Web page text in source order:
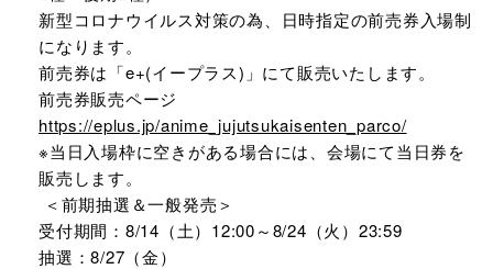
新型コロナウイルス対策の為、日時指定の前売券入場制
になります。
前売券は「e+(イープラス)」にて販売いたします。
前売券販売ページ
https://eplus.jp/anime_jujutsukaisenten_parco/
※当日入場枠に空きがある場合には、会場にて当日券を
販売します。
＜前期抽選＆一般発売＞
受付期間：8/14（土）12:00～8/24（火）23:59
抽選：8/27（金）